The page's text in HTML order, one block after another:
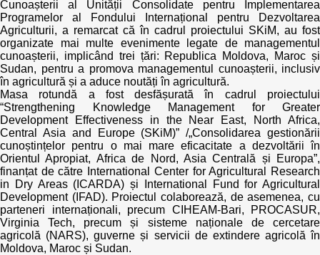
Cunoașterii al Unității Consolidate pentru Implementarea
Programelor al Fondului Internațional pentru Dezvoltarea
Agriculturii, a remarcat că în cadrul proiectului SKiM, au fost
organizate mai multe evenimente legate de managementul
cunoașterii, implicând trei țări: Republica Moldova, Maroc și
Sudan, pentru a promova managementul cunoașterii, inclusiv
în agricultură și a aduce noutăți în agricultură.
Masa rotundă a fost desfășurată în cadrul proiectului
“Strengthening Knowledge Management for Greater
Development Effectiveness in the Near East, North Africa,
Central Asia and Europe (SKiM)” /„Consolidarea gestionării
cunoștințelor pentru o mai mare eficacitate a dezvoltării în
Orientul Apropiat, Africa de Nord, Asia Centrală și Europa”,
finanțat de către International Center for Agricultural Research
in Dry Areas (ICARDA) și International Fund for Agricultural
Development (IFAD). Proiectul colaborează, de asemenea, cu
parteneri internaționali, precum CIHEAM-Bari, PROCASUR,
Virginia Tech, precum și sisteme naționale de cercetare
agricolă (NARS), guverne și servicii de extindere agricolă în
Moldova, Maroc și Sudan.